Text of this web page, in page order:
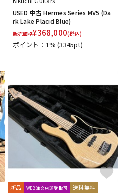
USED 中古 Hermes Series MV5 (Da
rk Lake Placid Blue)
販売価格¥368,000(税込)
ポイント：1%(3345pt)
新品 WEB注文店頭受取可 送料無料